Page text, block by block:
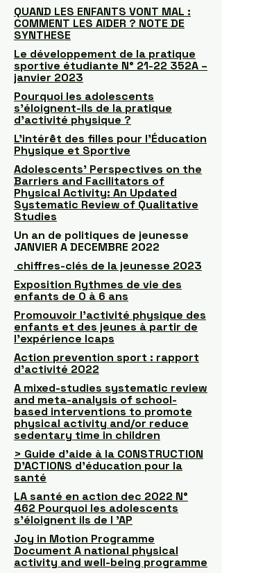
QUAND LES ENFANTS VONT MAL :
COMMENT LES AIDER ? NOTE DE
SYNTHESE
Le développement de la pratique
sportive étudiante N° 21-22 352A –
janvier 2023
Pourquoi les adolescents
s’éloignent-ils de la pratique
d’activité physique ?
L’intérêt des filles pour l’Éducation
Physique et Sportive
Adolescents’ Perspectives on the
Barriers and Facilitators of
Physical Activity: An Updated
Systematic Review of Qualitative
Studies
Un an de politiques de jeunesse
JANVIER A DECEMBRE 2022
chiffres-clés de la jeunesse 2023
Exposition Rythmes de vie des
enfants de 0 à 6 ans
Promouvoir l’activité physique des
enfants et des jeunes à partir de
l’expérience Icaps
Action prevention sport : rapport
d’activité 2022
A mixed-studies systematic review
and meta-analysis of school-
based interventions to promote
physical activity and/or reduce
sedentary time in children
> Guide d’aide à la CONSTRUCTION
D’ACTIONS d’éducation pour la
santé
LA santé en action dec 2022 N°
462 Pourquoi les adolescents
s'éloignent ils de l 'AP
Joy in Motion Programme
Document A national physical
activity and well-being programme